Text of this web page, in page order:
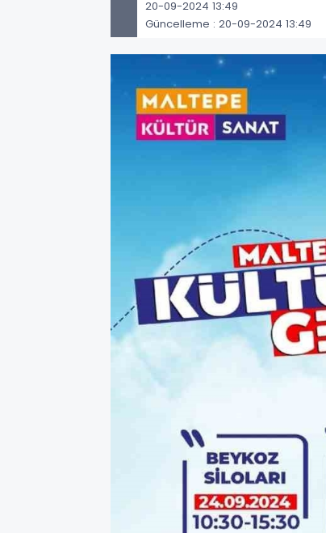
20-09-2024 13:49
Güncelleme : 20-09-2024 13:49